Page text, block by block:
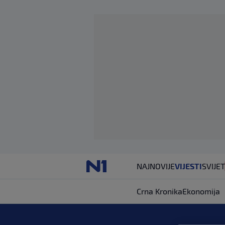
NAJNOVIJEVIJESTISVIJET
Crna KronikaEkonomija